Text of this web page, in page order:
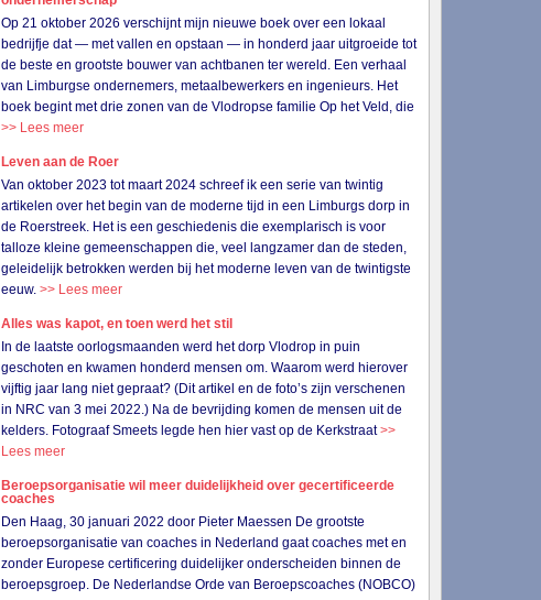
Op 21 oktober 2026 verschijnt mijn nieuwe boek over een lokaal
bedrijfje dat — met vallen en opstaan — in honderd jaar uitgroeide tot
de beste en grootste bouwer van achtbanen ter wereld. Een verhaal
van Limburgse ondernemers, metaalbewerkers en ingenieurs. Het
boek begint met drie zonen van de Vlodropse familie Op het Veld, die
>> Lees meer
Leven aan de Roer
Van oktober 2023 tot maart 2024 schreef ik een serie van twintig
artikelen over het begin van de moderne tijd in een Limburgs dorp in
de Roerstreek. Het is een geschiedenis die exemplarisch is voor
talloze kleine gemeenschappen die, veel langzamer dan de steden,
geleidelijk betrokken werden bij het moderne leven van de twintigste
eeuw.>> Lees meer
Alles was kapot, en toen werd het stil
In de laatste oorlogsmaanden werd het dorp Vlodrop in puin
geschoten en kwamen honderd mensen om. Waarom werd hierover
vijftig jaar lang niet gepraat? (Dit artikel en de foto’s zijn verschenen
in NRC van 3 mei 2022.) Na de bevrijding komen de mensen uit de
kelders. Fotograaf Smeets legde hen hier vast op de Kerkstraat>>
Lees meer
Beroepsorganisatie wil meer duidelijkheid over gecertificeerde
coaches
Den Haag, 30 januari 2022 door Pieter Maessen De grootste
beroepsorganisatie van coaches in Nederland gaat coaches met en
zonder Europese certificering duidelijker onderscheiden binnen de
beroepsgroep. De Nederlandse Orde van Beroepscoaches (NOBCO)